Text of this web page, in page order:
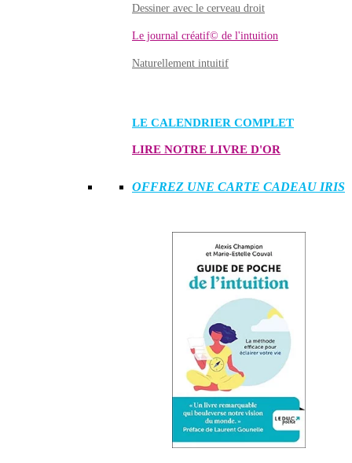
Dessiner avec le cerveau droit
Le journal créatif© de l'intuition
Naturellement intuitif
LE CALENDRIER COMPLET
LIRE NOTRE LIVRE D'OR
OFFREZ UNE CARTE CADEAU IRIS